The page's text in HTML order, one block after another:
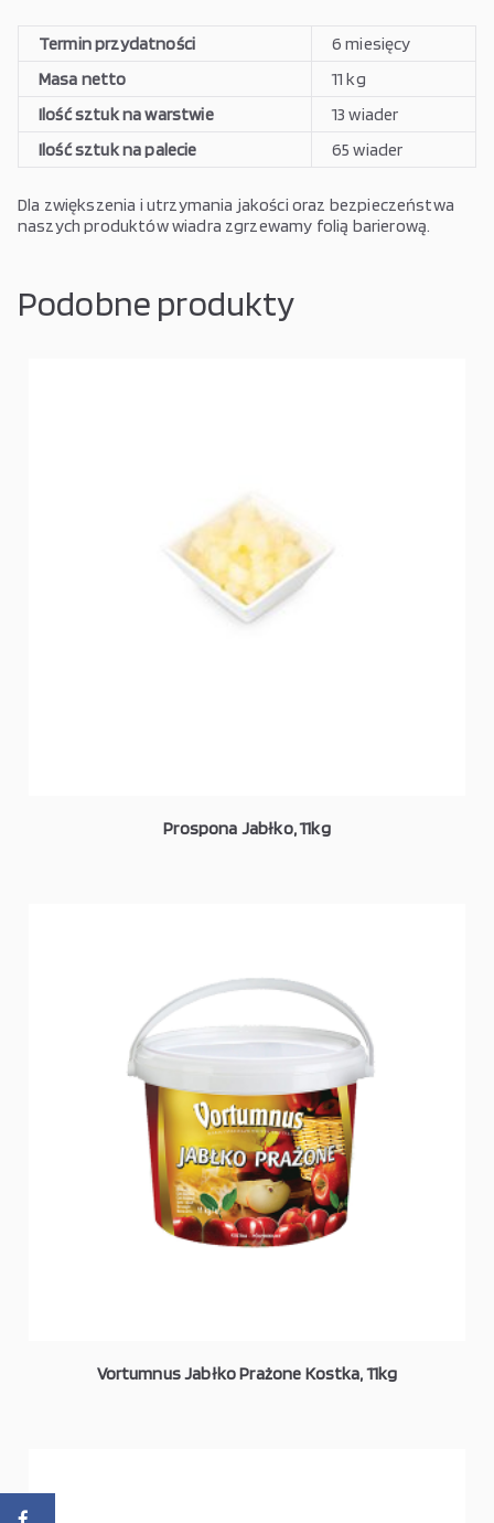
Termin przydatności
6 miesięcy
Masa netto
11 kg
Ilość sztuk na warstwie
13 wiader
Ilość sztuk na palecie
65 wiader
Dla zwiększenia i utrzymania jakości oraz bezpieczeństwa
naszych produktów wiadra zgrzewamy folią barierową.
Podobne produkty
Prospona Jabłko, 11kg
Vortumnus Jabłko Prażone Kostka, 11kg